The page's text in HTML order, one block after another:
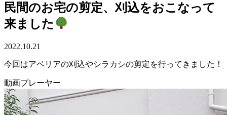
民間のお宅の剪定、刈込をおこなって
来ました
2022.10.21
今回はアベリアの刈込やシラカシの剪定を行ってきました！
動画プレーヤー